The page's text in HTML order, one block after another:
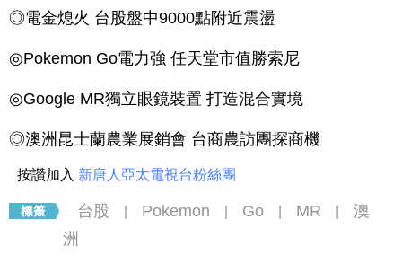
◎電金熄火 台股盤中9000點附近震盪
◎Pokemon Go電力強 任天堂市值勝索尼
◎Google MR獨立眼鏡裝置 打造混合實境
◎澳洲昆士蘭農業展銷會 台商農訪團探商機
按讚加入 新唐人亞太電視台粉絲團
台股 Pokemon Go MR
澳
洲